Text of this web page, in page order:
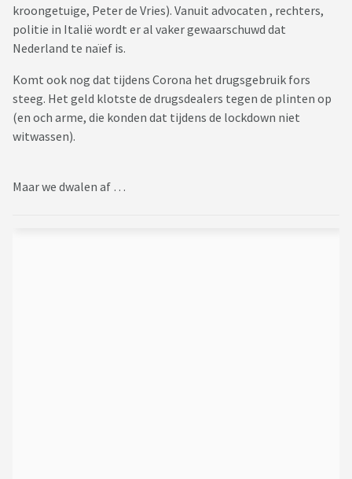
kroongetuige, Peter de Vries). Vanuit advocaten , rechters,
politie in Italië wordt er al vaker gewaarschuwd dat
Nederland te naïef is.
Komt ook nog dat tijdens Corona het drugsgebruik fors
steeg. Het geld klotste de drugsdealers tegen de plinten op
(en och arme, die konden dat tijdens de lockdown niet
witwassen).
Maar we dwalen af …